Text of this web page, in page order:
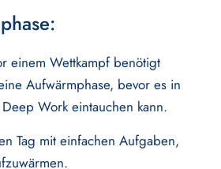
einem Wettkampf benötigt
Aufwärmphase, bevor es in
Work eintauchen kann.
Tag mit einfachen Aufgaben,